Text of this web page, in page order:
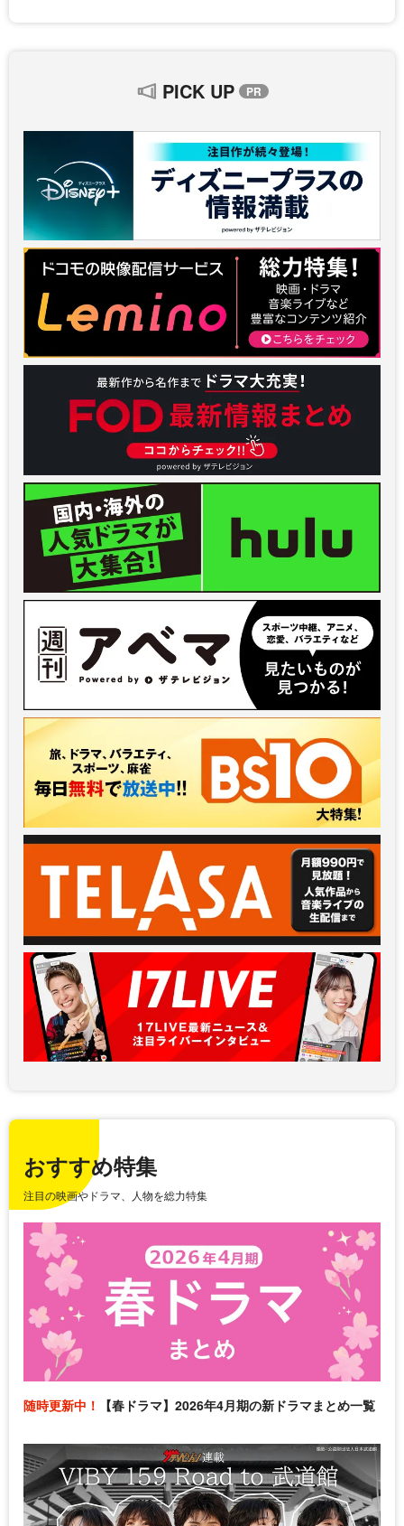
PICK UP
おすすめ特集
注目の映画やドラマ、人物を総力特集
随時更新中！ 【春ドラマ】2026年4月期の新ドラマまとめ一覧